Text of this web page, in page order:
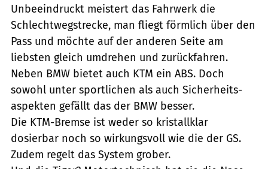
Unbeeindruckt meistert das Fahrwerk die
Schlechtwegstrecke, man fliegt förmlich über den
Pass und möchte auf der anderen Seite am
liebsten gleich umdrehen und zurückfahren.
Neben BMW bietet auch KTM ein ABS. Doch
sowohl unter sportlichen als auch Sicherheits-
aspekten gefällt das der BMW besser.
Die KTM-Bremse ist weder so kristallklar
dosierbar noch so wirkungsvoll wie die der GS.
Zudem regelt das System grober.